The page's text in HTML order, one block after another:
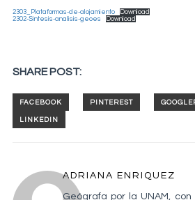
2303_Plataformas-de-alojamiento
Download
2302-Sintesis-analisis-geoes
Download
SHARE POST:
ADRIANA ENRIQUEZ
Geógrafa por la UNAM,